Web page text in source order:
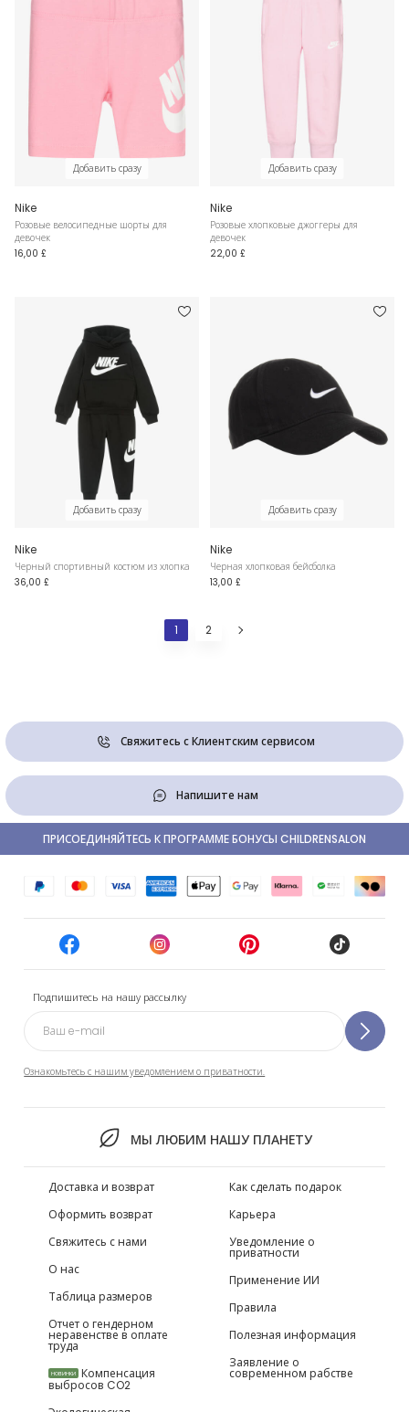
Добавить сразу
Nike
Розовые велосипедные шорты для
девочек
16,00 £
Добавить сразу
Nike
Розовые хлопковые джоггеры для
девочек
22,00 £
Добавить сразу
Nike
Черный спортивный костюм из хлопка
36,00 £
Добавить сразу
Nike
Черная хлопковая бейсболка
13,00 £
1 2
Свяжитесь с Клиентским сервисом
Напишите нам
Подпишитесь на нашу рассылку
Ознакомьтесь с нашим уведомлением о приватности.
МЫ ЛЮБИМ НАШУ ПЛАНЕТУ
ПРИСОЕДИНЯЙТЕСЬ К ПРОГРАММЕ БОНУСЫ CHILDRENSALON
Доставка и возврат
Оформить возврат
Свяжитесь с нами
О нас
Таблица размеров
Отчет о гендерном
неравенстве в оплате
труда
НОВИНКИ Компенсация
выбросов CO2
Как сделать подарок
Карьера
Уведомление о
приватности
Применение ИИ
Правила
Полезная информация
Заявление о
современном рабстве